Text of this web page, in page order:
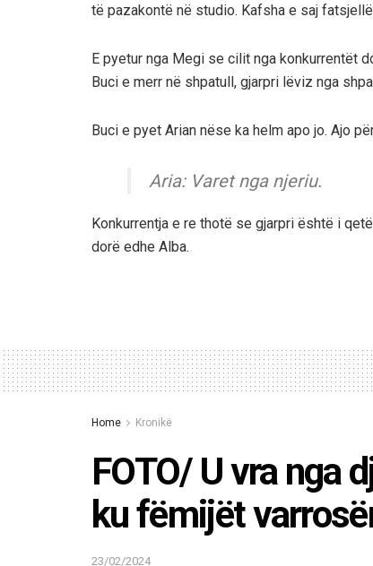
të pazakontë në studio. Kafsha e saj
E pyetur nga Megi se cilit nga konkurrentët
Buci e merr në shpatull, gjarpri lëviz nga
Buci e pyet Arian nëse ka helm apo jo. Ajo
Aria: Varet nga njeriu.
Konkurrentja e re thotë se gjarpri është i
dorë edhe Alba.
Home Kronikë
FOTO/ U vra nga
ku fëmijët
23/02/2024